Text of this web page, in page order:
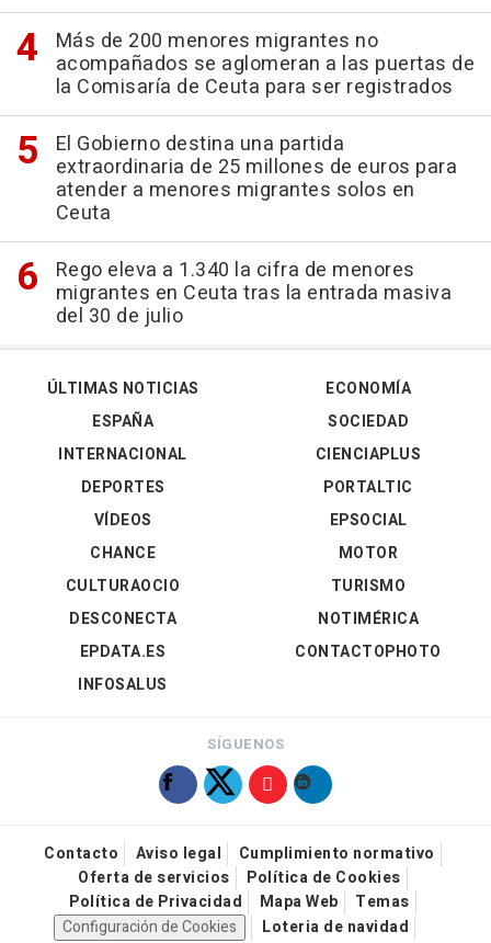
Más de 200 menores migrantes no
acompañados se aglomeran a las puertas de
la Comisaría de Ceuta para ser registrados
El Gobierno destina una partida
extraordinaria de 25 millones de euros para
atender a menores migrantes solos en
Ceuta
Rego eleva a 1.340 la cifra de menores
migrantes en Ceuta tras la entrada masiva
del 30 de julio
ÚLTIMAS NOTICIAS
ESPAÑA
INTERNACIONAL
DEPORTES
VÍDEOS
ECONOMÍA
SOCIEDAD
CIENCIAPLUS
PORTALTIC
EPSOCIAL
CHANCE
CULTURAOCIO
DESCONECTA
EPDATA.ES
INFOSALUS
MOTOR
TURISMO
NOTIMÉRICA
CONTACTOPHOTO
SÍGUENOS
Contacto Aviso legal
Cumplimiento normativo
Oferta de servicios
Política de Cookies
Política de Privacidad
Mapa Web
Temas
Configuración de Cookies
Loteria de navidad